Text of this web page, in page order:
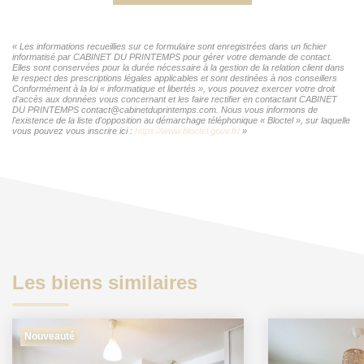
« Les informations recueillies sur ce formulaire sont enregistrées dans un fichier
informatisé par CABINET DU PRINTEMPS pour gérer votre demande de contact.
Elles sont conservées pour la durée nécessaire à la gestion de la relation client dans
le respect des prescriptions légales applicables et sont destinées à nos conseillers
Conformément à la loi « informatique et libertés », vous pouvez exercer votre droit
d'accès aux données vous concernant et les faire rectifier en contactant CABINET
DU PRINTEMPS contact@cabinetduprintemps.com. Nous vous informons de
l'existence de la liste d'opposition au démarchage téléphonique « Bloctel », sur laquelle
vous pouvez vous inscrire ici : https://www.bloctel.gouv.fr/»
Les biens similaires
Nouveauté